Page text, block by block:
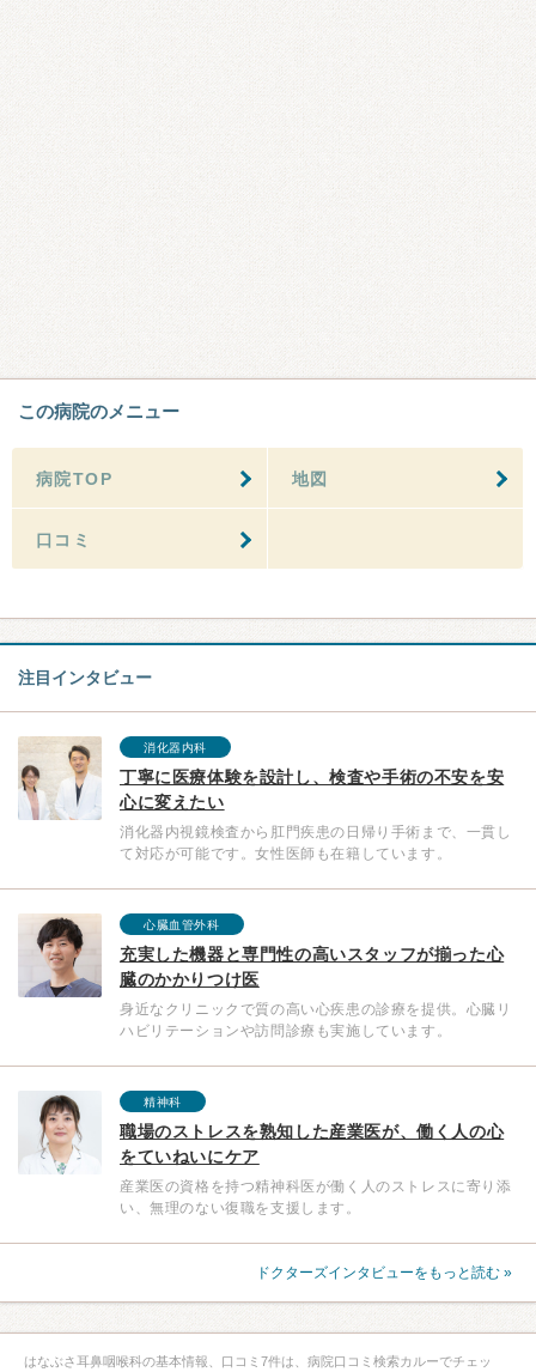
この病院のメニュー
病院TOP 地図
口コミ
注目インタビュー
消化器内科
丁寧に医療体験を設計し、検査や手術の不安を安
心に変えたい
消化器内視鏡検査から肛門疾患の日帰り手術まで、一貫し
て対応が可能です。女性医師も在籍しています。
心臓血管外科
充実した機器と専門性の高いスタッフが揃った心
臓のかかりつけ医
身近なクリニックで質の高い心疾患の診療を提供。心臓リ
ハビリテーションや訪問診療も実施しています。
精神科
職場のストレスを熟知した産業医が、働く人の心
をていねいにケア
産業医の資格を持つ精神科医が働く人のストレスに寄り添
い、無理のない復職を支援します。
ドクターズインタビューをもっと読む »
はなぶさ耳鼻咽喉科の基本情報、口コミ7件は、病院口コミ検索カルーでチェッ